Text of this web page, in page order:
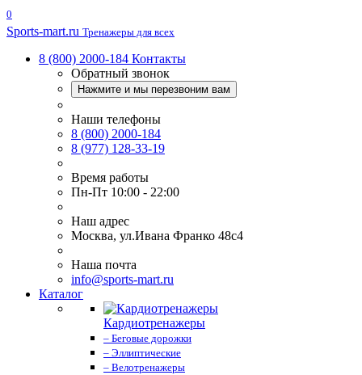
0
Sports-mart.ru Тренажеры для всех
8 (800) 2000-184 Контакты
Обратный звонок
Нажмите и мы перезвоним вам
Наши телефоны
8 (800) 2000-184
8 (977) 128-33-19
Время работы
Пн-Пт 10:00 - 22:00
Наш адрес
Москва, ул.Ивана Франко 48с4
Наша почта
info@sports-mart.ru
Каталог
Кардиотренажеры
– Беговые дорожки
– Эллиптические
– Велотренажеры